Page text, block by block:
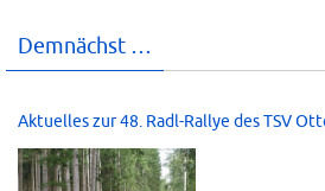
Demnächst …
Aktuelles zur 48. Radl-Rallye des TSV